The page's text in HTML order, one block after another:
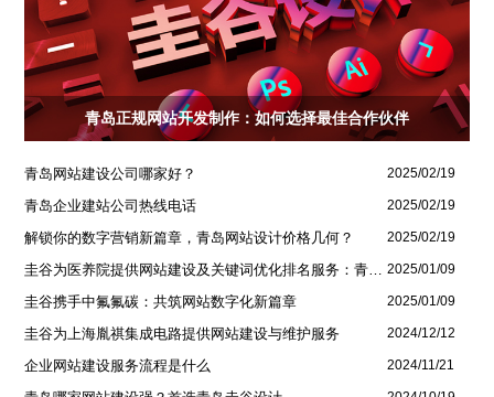
青岛正规网站开发制作：如何选择最佳合作伙伴
青岛网站建设公司哪家好？ 2025/02/19
青岛企业建站公司热线电话 2025/02/19
解锁你的数字营销新篇章，青岛网站设计价格几何？ 2025/02/19
2025/01/09
圭谷携手中氟氟碳：共筑网站数字化新篇章 2025/01/09
圭谷为上海胤祺集成电路提供网站建设与维护服务 2024/12/12
企业网站建设服务流程是什么 2024/11/21